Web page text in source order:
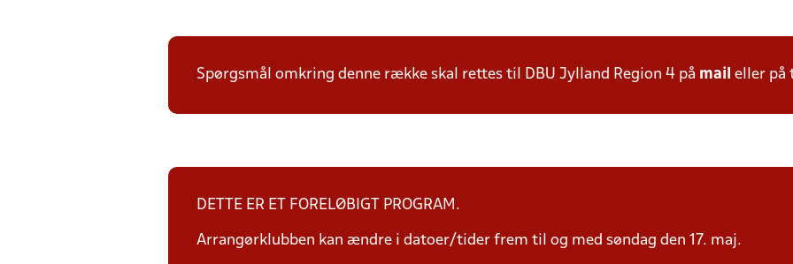
Spørgsmål omkring denne række skal rettes til DBU Jylland Region 4 på mail eller
DETTE ER ET FORELØBIGT PROGRAM.
Arrangørklubben kan ændre i datoer/tider frem til og med søndag den 17. maj.